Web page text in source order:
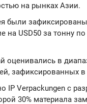
на рынках Азии.
были зафиксированы
на USD50 за тонну
оценивались в
зафиксированных
IP Verpackungen с
30% материала